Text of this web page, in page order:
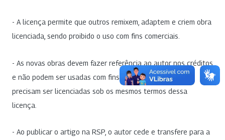
- A licença permite que outros remixem, adaptem e criem obra
licenciada, sendo proibido o uso com fins comerciais.
- As novas obras devem fazer referência ao autor nos créditos
e não podem ser usadas com fins comerciais, porém não
precisam ser licenciadas sob os mesmos termos dessa
licença.
- Ao publicar o artigo na RSP, o autor cede e transfere para a